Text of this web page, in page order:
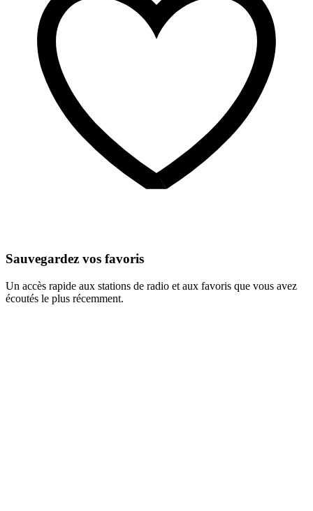
Sauvegardez vos favoris
Un accès rapide aux stations de radio et aux favoris que vous avez
écoutés le plus récemment.